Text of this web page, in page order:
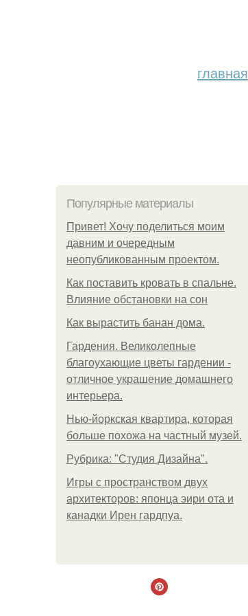
главная
Популярные материалы
Привет! Хочу поделиться моим
давним и очередным
неопубликованным проектом.
Как поставить кровать в спальне.
Влияние обстановки на сон
Как вырастить банан дома.
Гардения. Великолепные
благоухающие цветы гардении -
отличное украшение домашнего
интерьера.
Нью-йоркская квартира, которая
больше похожа на частный музей.
Рубрика: "Студия Дизайна".
Игры с пространством двух
архитекторов: японца эири ота и
канадки Ирен гардпуа.